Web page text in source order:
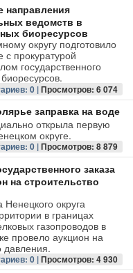
направления
ведомств в
биоресурсов
округу подготовило
с прокуратурой
государственного
0 |Просмотров: 6 074
заправка на воде
открыла первую
округе.
0 |Просмотров: 8 879
заказа
на строительство
Ненецкого округа
в границах
газопроводов в
провело аукцион на
давления.
0 |Просмотров: 4 930